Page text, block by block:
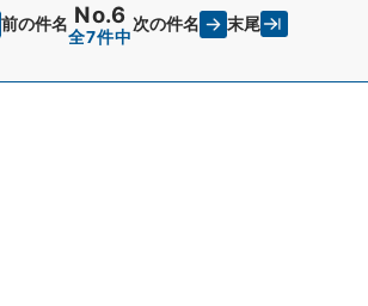
前の件名 No.6
全7件中
次の件名 末尾